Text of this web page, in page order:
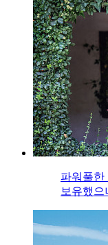
파워풀한
보유했으